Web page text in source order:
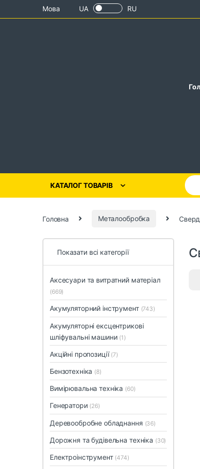
Skip to navigation
Skip to contentМова UA RU
КАТАЛОГ ТОВАРІВ
Головна Металообробка
Показати всі категорії
Аксесуари та витратний матеріал
(669)
Акумуляторний інструмент (743)
Акумуляторні ексцентрикові
шліфувальні машини (1)
Акційні пропозиції (7)
Бензотехніка (8)
Вимірювальна техніка (60)
Генератори (26)
Деревообробне обладнання (36)
Дорожня та будівельна техніка (30)
Електроінструмент (474)